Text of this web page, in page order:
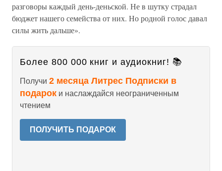
разговоры каждый день-деньской. Не в шутку страдал
бюджет нашего семейства от них. Но родной голос давал
силы жить дальше».
Более 800 000 книг и аудиокниг! 📚
Получи 2 месяца Литрес Подписки в
подарок и наслаждайся неограниченным
чтением
ПОЛУЧИТЬ ПОДАРОК